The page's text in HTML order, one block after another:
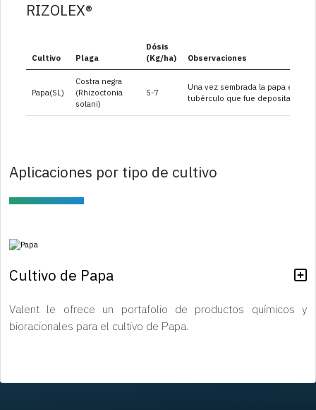
RIZOLEX®
Cultivo Plaga
Dósis
(Kg/ha)
Observaciones
Papa(SL)
Costra negra
(Rhizoctonia
solani)
5-7
Una vez sembrada la papa en el
tubérculo que fue depositado.
Aplicaciones por tipo de cultivo
Cultivo de Papa
Valent le ofrece un portafolio de productos químicos y
bioracionales para el cultivo de Papa.